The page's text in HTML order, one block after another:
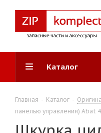
Каталог
Главная - Каталог -
панелью управления) Abat